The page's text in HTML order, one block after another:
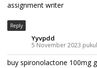
assignment writer
Reply
Yyvpdd
5 November 2023
buy spironolactone 100mg